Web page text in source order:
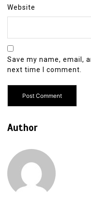
Website
Save my name, email,
next time I comment.
Author